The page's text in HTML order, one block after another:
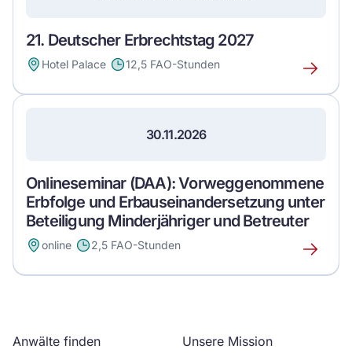
21. Deutscher Erbrechtstag 2027
Hotel Palace 12,5 FAO-Stunden
Erfahre
mehr
30.11.2026
Onlineseminar (DAA): Vorweggenommene
Erbfolge und Erbauseinandersetzung unter
Beteiligung Minderjähriger und Betreuter
online 2,5 FAO-Stunden
Erfahre
mehr
Anwälte finden
Unsere Mission